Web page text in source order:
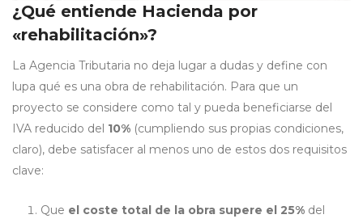
¿Qué entiende Hacienda por
«rehabilitación»?
La Agencia Tributaria no deja lugar a dudas y define con
lupa qué es una obra de rehabilitación. Para que un
proyecto se considere como tal y pueda beneficiarse del
IVA reducido del 10% (cumpliendo sus propias condiciones,
claro), debe satisfacer al menos uno de estos dos requisitos
clave:
Que el coste total de la obra supere el 25% del